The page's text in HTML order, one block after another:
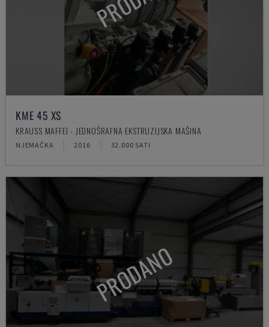
KME 45 XS
KRAUSS MAFFEI - JEDNOŠRAFNA EKSTRUZIJSKA MAŠINA
NJEMAČKA 2016 32.000 SATI
PRODANO